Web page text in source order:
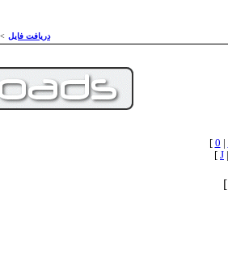
دریافت فایل >
[ 0
[ J
[